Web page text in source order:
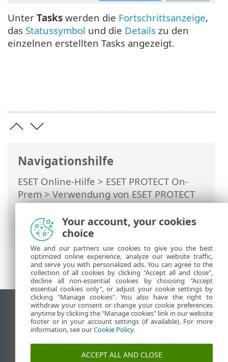
Navigationshilfe
ESET Online-Hilfe > ESET PROTECT On-
Prem>Verwendung von ESET PROTECT
On-Prem>ESET PROTECT On-Prem
Hauptmenü>Tasks>Client-Tasks> On-
Demand-Prüfung
Unter Tasks werden die Fortschrittsanzeige,
das Statussymbol und die Details zu den
einzelnen erstellten Tasks angezeigt.
Desktop-Site anzeigen
End of Life
ESET Knowledgebase
ESET-Forum
Your account, your cookies
choice
We and our partners use cookies to give you the best
optimized online experience, analyze our website traffic,
and serve you with personalized ads. You can agree to the
collection of all cookies by clicking "Accept all and close",
decline all non-essential cookies by choosing "Accept
essential cookies only", or adjust your cookie settings by
clicking "Manage cookies". You also have the right to
withdraw your consent or change your cookie preferences
anytime by clicking the "Manage cookies" link in our website
footer or in your account settings (if available). For more
information, see ourCookie Policy.
ACCEPT ALL AND CLOSE